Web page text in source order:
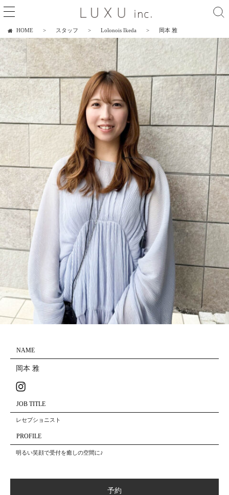
HOME スタッフ Lolonois Ikeda 岡本 雅
NAME
岡本 雅
JOB TITLE
レセプショニスト
PROFILE
明るい笑顔で受付を癒しの空間に♪
予約